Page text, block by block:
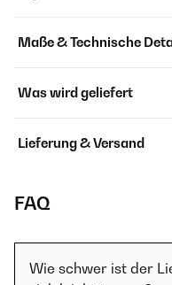
Maße & Technische
Was wird geliefert
Lieferung & Versand
FAQ
Wie schwer ist der